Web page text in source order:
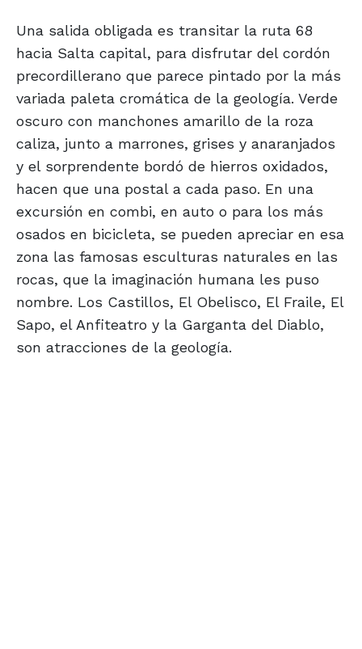
Una salida obligada es transitar la ruta 68
hacia Salta capital, para disfrutar del cordón
precordillerano que parece pintado por la más
variada paleta cromática de la geología. Verde
oscuro con manchones amarillo de la roza
caliza, junto a marrones, grises y anaranjados
y el sorprendente bordó de hierros oxidados,
hacen que una postal a cada paso. En una
excursión en combi, en auto o para los más
osados en bicicleta, se pueden apreciar en esa
zona las famosas esculturas naturales en las
rocas, que la imaginación humana les puso
nombre. Los Castillos, El Obelisco, El Fraile, El
Sapo, el Anfiteatro y la Garganta del Diablo,
son atracciones de la geología.